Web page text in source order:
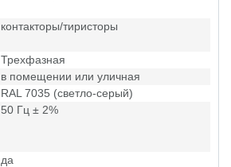
контакторы/тиристоры
Трехфазная
в помещении или уличная
RAL 7035 (светло-серый)
50 Гц ± 2%
да